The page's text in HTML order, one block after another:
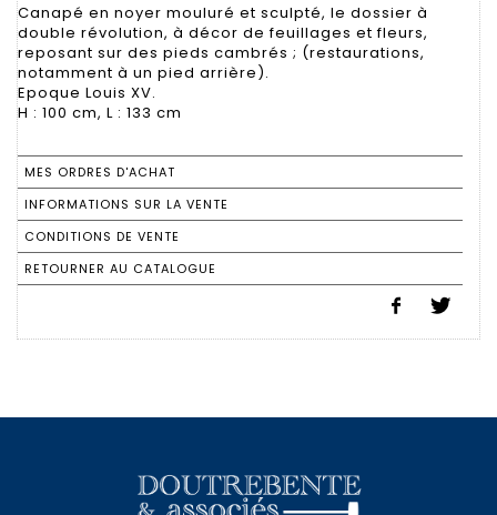
Canapé en noyer mouluré et sculpté, le dossier à
double révolution, à décor de feuillages et fleurs,
reposant sur des pieds cambrés ; (restaurations,
notamment à un pied arrière).
Epoque Louis XV.
H : 100 cm, L : 133 cm
MES ORDRES D'ACHAT
INFORMATIONS SUR LA VENTE
CONDITIONS DE VENTE
RETOURNER AU CATALOGUE